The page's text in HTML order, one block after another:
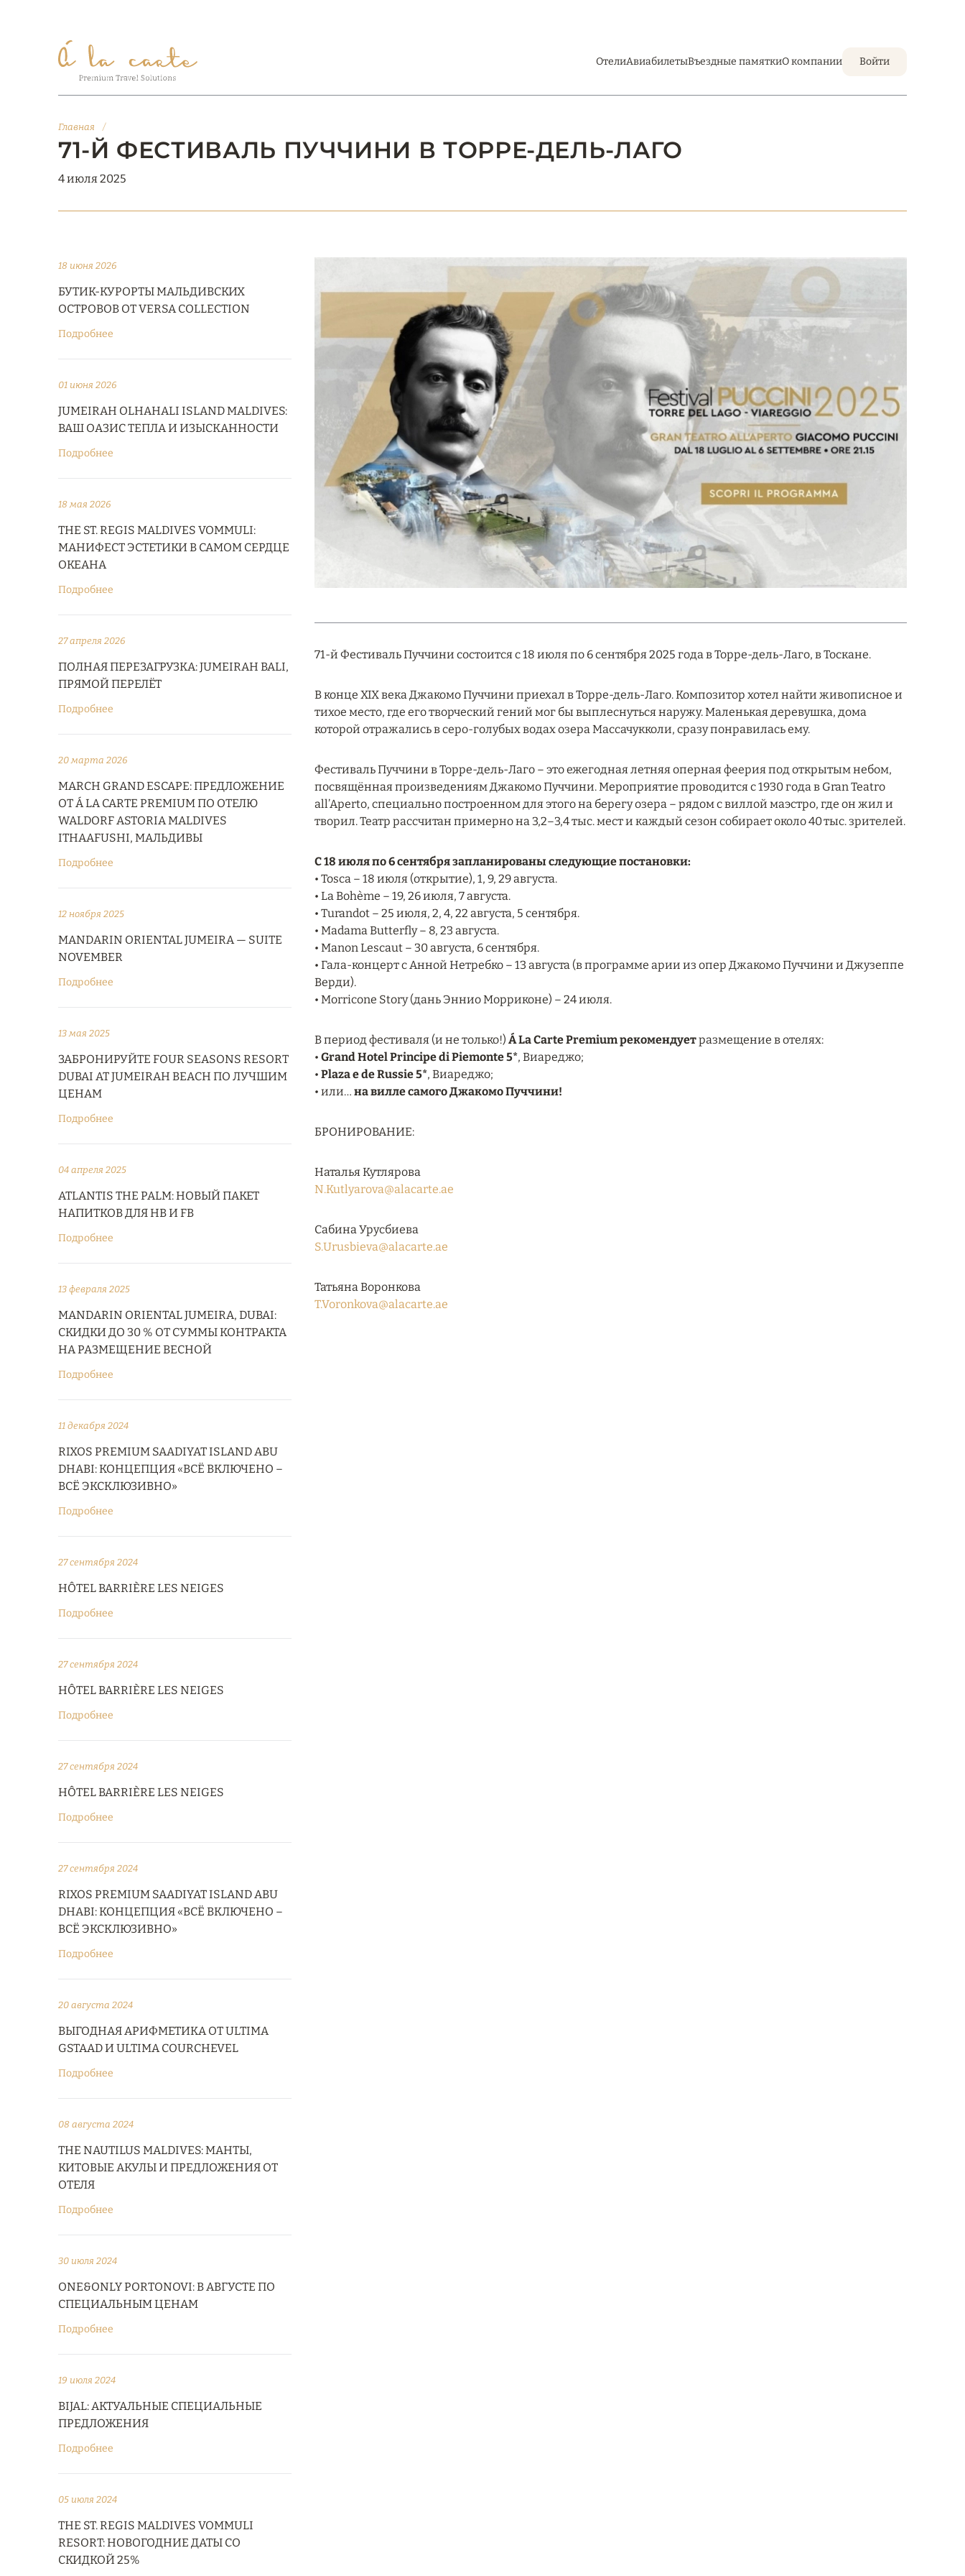
ОтелиАвиабилетыВъездные памяткиО компании Войти
Главная /
71-Й ФЕСТИВАЛЬ ПУЧЧИНИ В ТОРРЕ-ДЕЛЬ-ЛАГО
4 июля 2025
18 июня 2026
БУТИК-КУРОРТЫ МАЛЬДИВСКИХ
ОСТРОВОВ ОТ VERSA COLLECTION
Подробнее
01 июня 2026
JUMEIRAH OLHAHALI ISLAND MALDIVES:
ВАШ ОАЗИС ТЕПЛА И ИЗЫСКАННОСТИ
Подробнее
18 мая 2026
THE ST. REGIS MALDIVES VOMMULI:
МАНИФЕСТ ЭСТЕТИКИ В САМОМ СЕРДЦЕ
ОКЕАНА
Подробнее
27 апреля 2026
ПОЛНАЯ ПЕРЕЗАГРУЗКА: JUMEIRAH BALI,
ПРЯМОЙ ПЕРЕЛЁТ
Подробнее
20 марта 2026
MARCH GRAND ESCAPE: ПРЕДЛОЖЕНИЕ
ОТ Á LA CARTE PREMIUM ПО ОТЕЛЮ
WALDORF ASTORIA MALDIVES
ITHAAFUSHI, МАЛЬДИВЫ
Подробнее
12 ноября 2025
MANDARIN ORIENTAL JUMEIRA — SUITE
NOVEMBER
Подробнее
13 мая 2025
ЗАБРОНИРУЙТЕ FOUR SEASONS RESORT
DUBAI AT JUMEIRAH BEACH ПО ЛУЧШИМ
ЦЕНАМ
Подробнее
04 апреля 2025
ATLANTIS THE PALM: НОВЫЙ ПАКЕТ
НАПИТКОВ ДЛЯ HB И FB
Подробнее
13 февраля 2025
MANDARIN ORIENTAL JUMEIRA, DUBAI:
СКИДКИ ДО 30 % ОТ СУММЫ КОНТРАКТА
НА РАЗМЕЩЕНИЕ ВЕСНОЙ
Подробнее
11 декабря 2024
RIXOS PREMIUM SAADIYAT ISLAND ABU
DHABI: КОНЦЕПЦИЯ «ВСЁ ВКЛЮЧЕНО –
ВСЁ ЭКСКЛЮЗИВНО»
Подробнее
27 сентября 2024
HÔTEL BARRIÈRE LES NEIGES
Подробнее
27 сентября 2024
HÔTEL BARRIÈRE LES NEIGES
Подробнее
27 сентября 2024
HÔTEL BARRIÈRE LES NEIGES
Подробнее
27 сентября 2024
RIXOS PREMIUM SAADIYAT ISLAND ABU
DHABI: КОНЦЕПЦИЯ «ВСЁ ВКЛЮЧЕНО –
ВСЁ ЭКСКЛЮЗИВНО»
Подробнее
20 августа 2024
ВЫГОДНАЯ АРИФМЕТИКА ОТ ULTIMA
GSTAAD И ULTIMA COURCHEVEL
Подробнее
08 августа 2024
THE NAUTILUS MALDIVES: МАНТЫ,
КИТОВЫЕ АКУЛЫ И ПРЕДЛОЖЕНИЯ ОТ
ОТЕЛЯ
Подробнее
30 июля 2024
ONE&ONLY PORTONOVI: В АВГУСТЕ ПО
СПЕЦИАЛЬНЫМ ЦЕНАМ
Подробнее
19 июля 2024
BIJAL: АКТУАЛЬНЫЕ СПЕЦИАЛЬНЫЕ
ПРЕДЛОЖЕНИЯ
Подробнее
05 июля 2024
THE ST. REGIS MALDIVES VOMMULI
RESORT: НОВОГОДНИЕ ДАТЫ СО
СКИДКОЙ 25%
71-й Фестиваль Пуччини состоится с 18 июля по 6 сентября 2025 года в Торре-дель-Лаго, в Тоскане.
В конце XIX века Джакомо Пуччини приехал в Торре-дель-Лаго. Композитор хотел найти живописное и
тихое место, где его творческий гений мог бы выплеснуться наружу. Маленькая деревушка, дома
которой отражались в серо-голубых водах озера Массачукколи, сразу понравилась ему.
Фестиваль Пуччини в Торре-дель-Лаго – это ежегодная летняя оперная феерия под открытым небом,
посвящённая произведениям Джакомо Пуччини. Мероприятие проводится с 1930 года в Gran Teatro
all’Aperto, специально построенном для этого на берегу озера – рядом с виллой маэстро, где он жил и
творил. Театр рассчитан примерно на 3,2–3,4 тыс. мест и каждый сезон собирает около 40 тыс. зрителей.
С 18 июля по 6 сентября запланированы следующие постановки:
• Tosca – 18 июля (открытие), 1, 9, 29 августа.
• La Bohème – 19, 26 июля, 7 августа.
• Turandot – 25 июля, 2, 4, 22 августа, 5 сентября.
• Madama Butterfly – 8, 23 августа.
• Manon Lescaut – 30 августа, 6 сентября.
• Гала-концерт с Анной Нетребко – 13 августа (в программе арии из опер Джакомо Пуччини и Джузеппе
Верди).
• Morricone Story (дань Эннио Морриконе) – 24 июля.
В период фестиваля (и не только!) Á La Carte Premium рекомендуетразмещение в отелях:
• Grand Hotel Principe di Piemonte 5*, Виареджо;
• Plaza e de Russie 5*, Виареджо;
• или… на вилле самого Джакомо Пуччини!
БРОНИРОВАНИЕ:
Наталья Кутлярова
N.Kutlyarova@alacarte.ae
Сабина Урусбиева
S.Urusbieva@alacarte.ae
Татьяна Воронкова
T.Voronkova@alacarte.ae